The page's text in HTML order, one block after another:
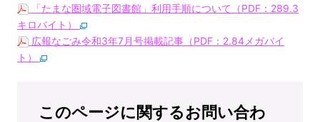
「たまな圏域電子図書館」利用手順について（PDF：289.3
キロバイト）
広報なごみ令和3年7月号掲載記事（PDF：2.84メガバイ
ト）
このページに関するお問い合わ